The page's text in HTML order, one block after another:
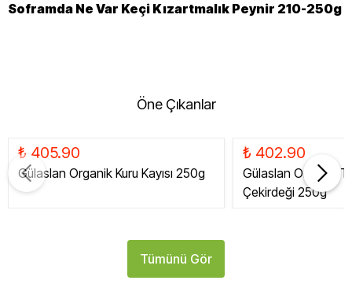
Soframda Ne Var Keçi Kızartmalık Peynir 210-250g
Öne Çıkanlar
₺ 405.90
Gülaslan Organik Kuru Kayısı 250g
₺ 402.90
Gülaslan Organik
Çekirdeği 250g
Tümünü Gör